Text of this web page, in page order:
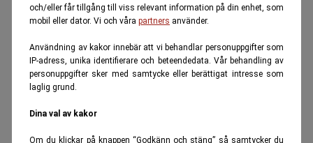
och/eller får tillgång till viss relevant information på din enhet, som
mobil eller dator. Vi och våra partners använder.
Användning av kakor innebär att vi behandlar personuppgifter som
IP-adress, unika identifierare och beteendedata. Vår behandling av
personuppgifter sker med samtycke eller berättigat intresse som
laglig grund.
Dina val av kakor
Om du klickar på knappen “Godkänn och stäng” så samtycker du